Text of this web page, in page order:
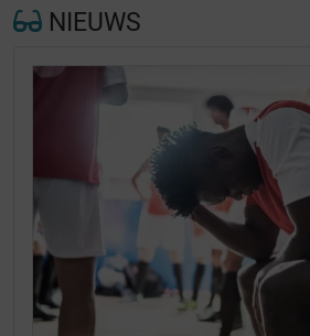
NIEUWS